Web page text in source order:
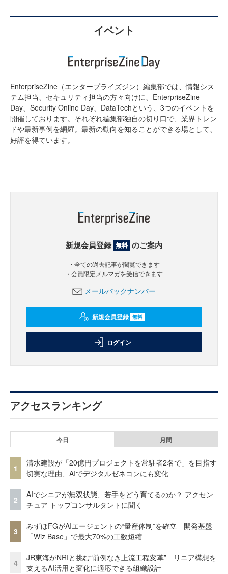
イベント
EnterpriseZine（エンタープライズジン）編集部では、情報シス
テム担当、セキュリティ担当の方々向けに、EnterpriseZine
Day、Security Online Day、DataTechという、3つのイベントを
開催しております。それぞれ編集部独自の切り口で、業界トレン
ドや最新事例を網羅。最新の動向を知ることができる場として、
好評を得ています。
新規会員登録 無料 のご案内
・全ての過去記事が閲覧できます
・会員限定メルマガを受信できます
メールバックナンバー
新規会員登録 無料
ログイン
アクセスランキング
今日 月間
1
清水建設が「20億円プロジェクトを常駐者2名で」を目指す
切実な理由、AIでデジタルゼネコンにも変化
2
AIでシニアが無双状態、若手をどう育てるのか？ アクセン
チュア トップコンサルタントに聞く
3
みずほFGがAIエージェントの“量産体制”を確立 開発基盤
「Wiz Base」で最大70%の工数短縮
4
JR東海がNRIと挑む“前例なき上流工程変革” リニア構想を
支えるAI活用と変化に適応できる組織設計